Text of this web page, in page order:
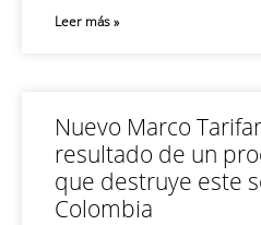
Leer más »
Nuevo Marco
resultado de un
que destruye este
Colombia